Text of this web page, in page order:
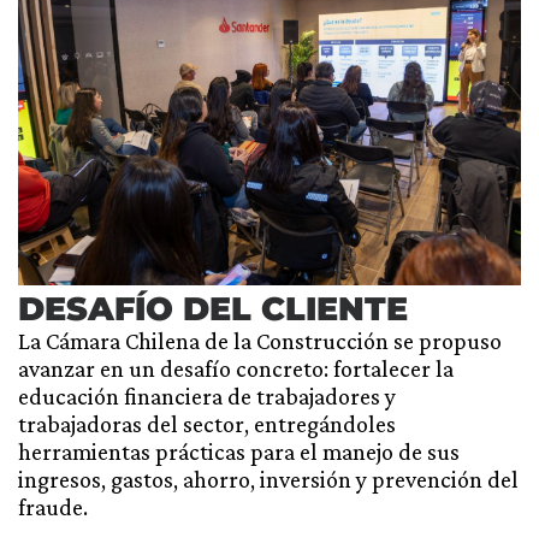
DESAFÍO DEL CLIENTE
La Cámara Chilena de la Construcción se propuso
avanzar en un desafío concreto: fortalecer la
educación financiera de trabajadores y
trabajadoras del sector, entregándoles
herramientas prácticas para el manejo de sus
ingresos, gastos, ahorro, inversión y prevención del
fraude.